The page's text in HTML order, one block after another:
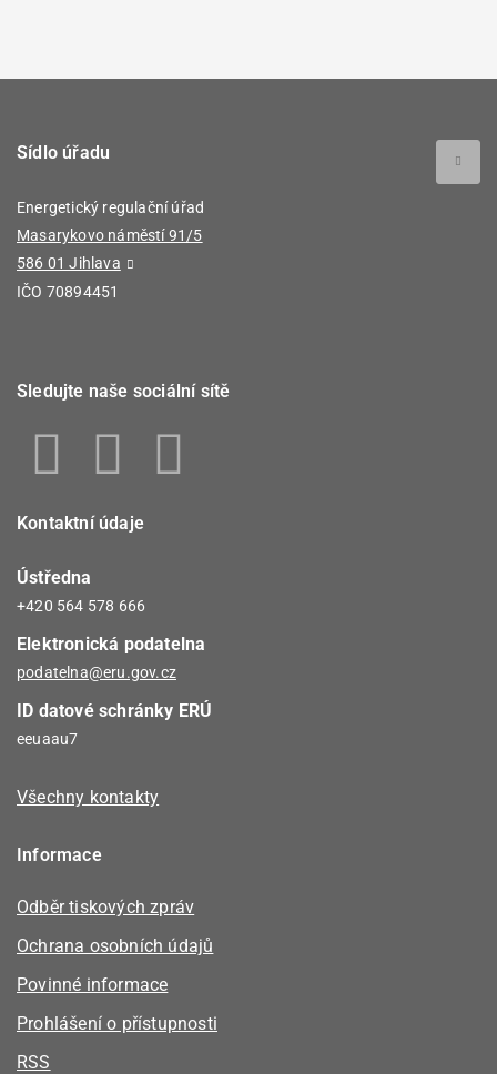
Sídlo úřadu
Energetický regulační úřad
Masarykovo náměstí 91/5
586 01 Jihlava
IČO 70894451
Sledujte naše sociální sítě
Kontaktní údaje
Ústředna
+420 564 578 666
Elektronická podatelna
podatelna@eru.gov.cz
ID datové schránky ERÚ
eeuaau7
Všechny kontakty
Informace
Odběr tiskových zpráv
Ochrana osobních údajů
Povinné informace
Prohlášení o přístupnosti
RSS